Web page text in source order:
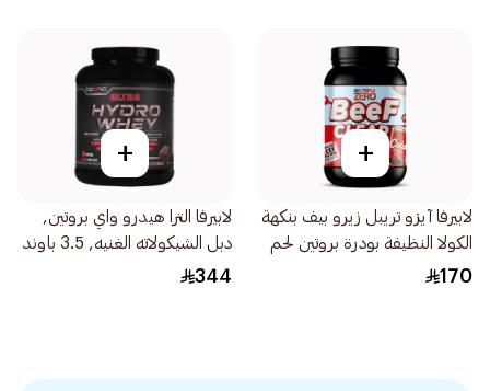
+
لابيرفا آيزو تريبل زيرو بيف بنكهة
الكولا النظيفة بودرة بروتين لحم
البقر المعزول 930جرام
170
+
لابيرفا الترا هيدرو واي بروتين,
دبل الشيكولاته الغنيه, 3.5 باوند
344